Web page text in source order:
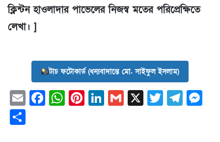
ক্লিন্টন হাওলাদার পাভেলের নিজস্ব মতের পরিপ্রেক্ষিতে
লেখা। ]
টাচ ফটোকার্ড (ধন্যবাদান্তে মো. সাইফুল ইসলাম)
EmailFacebook
WhatsApp
Pinterest
LinkedIn
Gmail
X Twitter